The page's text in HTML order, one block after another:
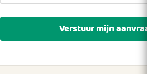
Verstuur mijn aanvraag